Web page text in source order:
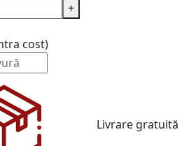
cost)
+
Livrare gratuită